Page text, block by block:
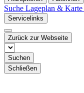
Suche Lageplan & Karte
Servicelinks
Zurück zur Webseite
Suchen
Schließen